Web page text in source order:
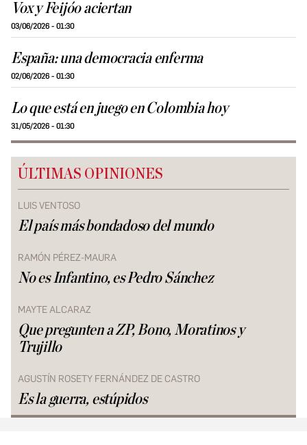
Vox y Feijóo aciertan
03/06/2026 - 01:30
España: una democracia enferma
02/06/2026 - 01:30
Lo que está en juego en Colombia hoy
31/05/2026 - 01:30
ÚLTIMAS OPINIONES
LUIS VENTOSO
El país más bondadoso del mundo
RAMÓN PÉREZ-MAURA
No es Infantino, es Pedro Sánchez
MAYTE ALCARAZ
Que pregunten a ZP, Bono, Moratinos y
Trujillo
AGUSTÍN ROSETY FERNÁNDEZ DE CASTRO
Es la guerra, estúpidos